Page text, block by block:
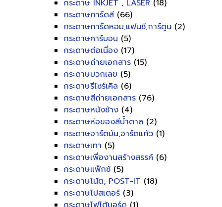
กระดาษ INKJET , LASER (18)
กระดาษการ์ดสี (66)
กระดาษการ์ดหอม,แฟนซี,การ์ตูน (2)
กระดาษคาร์บอน (5)
กระดาษต่อเนื่อง (17)
กระดาษถ่ายเอกสาร (15)
กระดาษบวกเลข (5)
กระดาษรีไซร์เคิล (6)
กระดาษสีถ่ายเอกสาร (76)
กระดาษหนังช้าง (4)
กระดาษห่อของสีน้ำตาล (2)
กระดาษอาร์ตมัน,อาร์ตแก้ว (1)
กระดาษเทา (5)
กระดาษเพื่องานสร้างสรรค์ (6)
กระดาษแฟ็กซ์ (5)
กระดาษโน้ต, POST-IT (18)
กระดาษโปสเตอร์ (3)